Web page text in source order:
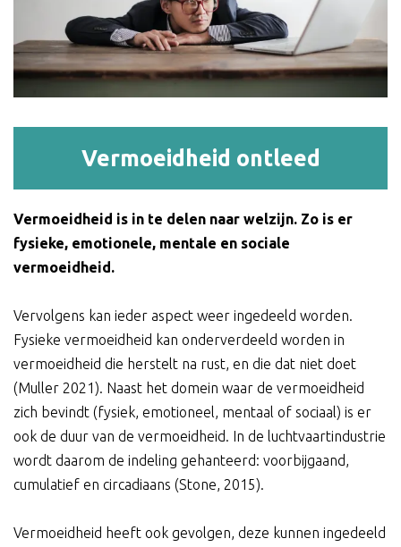
Vermoeidheid ontleed
Vermoeidheid is in te delen naar welzijn. Zo is er
fysieke, emotionele, mentale en sociale
vermoeidheid.
Vervolgens kan ieder aspect weer ingedeeld worden.
Fysieke vermoeidheid kan onderverdeeld worden in
vermoeidheid die herstelt na rust, en die dat niet doet
(Muller 2021). Naast het domein waar de vermoeidheid
zich bevindt (fysiek, emotioneel, mentaal of sociaal) is er
ook de duur van de vermoeidheid. In de luchtvaartindustrie
wordt daarom de indeling gehanteerd: voorbijgaand,
cumulatief en circadiaans (Stone, 2015).
Vermoeidheid heeft ook gevolgen, deze kunnen ingedeeld